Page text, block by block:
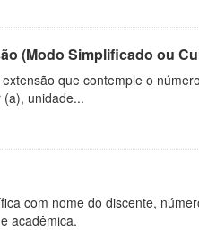
(Modo Simplificado ou
que contemple o
unidade...
com nome do discente,
acadêmica.